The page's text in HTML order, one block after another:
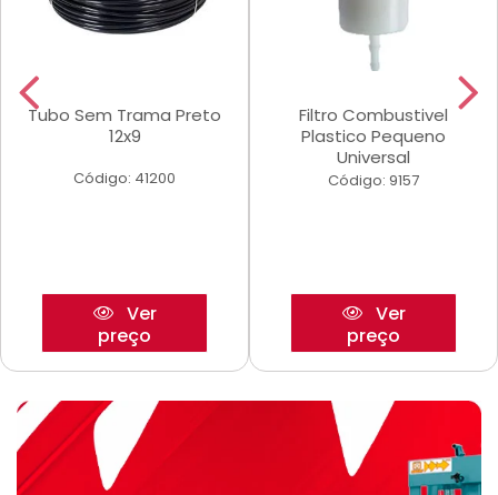
Tubo Sem Trama Preto
12x9
Código: 41200
Ver
preço
Filtro Combustivel
Plastico Pequeno
Universal
Código: 9157
Ver
preço